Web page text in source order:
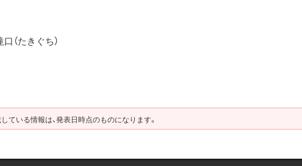
（たきぐち）
ている情報は、発表日時点のものになります。